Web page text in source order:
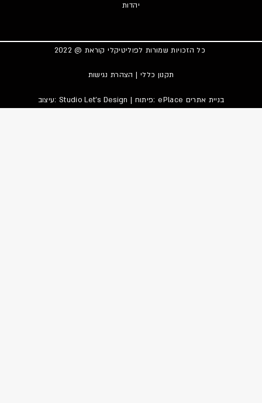
יהדות
תקנון כללי | הצהרת נגישות
עיצוב: Studio Let’s Design | פיתוח: ePlace בניית אתרים